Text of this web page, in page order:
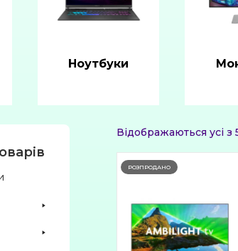
Ноутбуки
Відображаються усі з
РОЗПРОДАНО